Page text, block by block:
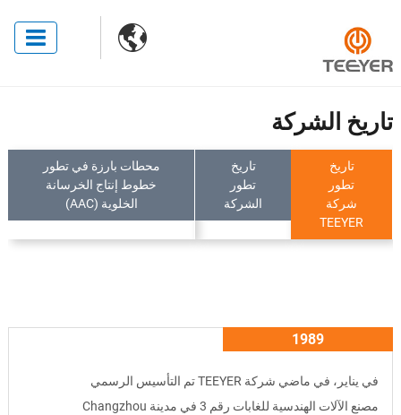

تاريخ الشركة
تاريخ
تطور
شركة
TEEYER
تاريخ
تطور
الشركة
محطات بارزة في تطور
خطوط إنتاج الخرسانة
الخلوية (AAC)
1989
في يناير، في ماضي شركة TEEYER تم التأسيس الرسمي
مصنع الآلات الهندسية للغابات رقم 3 في مدينة Changzhou